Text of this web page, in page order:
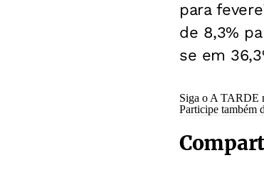
para
de 8,3%
se em
Siga o A TARDE
Participe também